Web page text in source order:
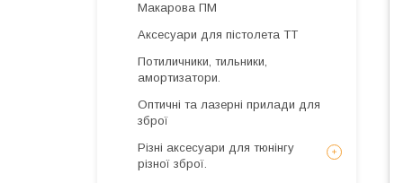
Макарова ПМ
Аксесуари для пістолета ТТ
Потиличники, тильники,
амортизатори.
Оптичні та лазерні прилади для
зброї
Різні аксесуари для тюнінгу
різної зброї.